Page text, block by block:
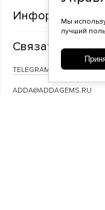
Информация
Связаться с
TELEGRAM ВКОНТАКТЕ
ADDA@ADDAGEMS.RU
Мы
лучший